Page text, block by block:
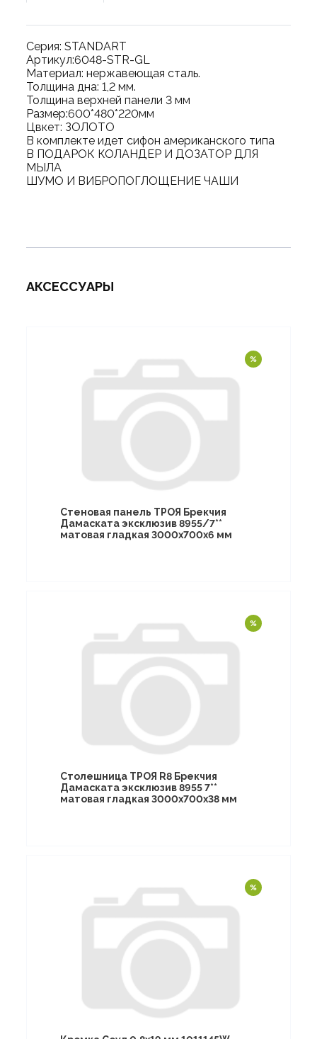
Серия: STANDART
Артикул:6048-STR-GL
Материал: нержавеющая сталь.
Толщина дна: 1,2 мм.
Толщина верхней панели 3 мм
Размер:600*480*220мм
Цвкет: ЗОЛОТО
В комплекте идет сифон американского типа
В ПОДАРОК КОЛАНДЕР И ДОЗАТОР ДЛЯ
МЫЛА
ШУМО И ВИБРОПОГЛОЩЕНИЕ ЧАШИ
АКСЕССУАРЫ
Стеновая панель ТРОЯ Брекчия
Дамаската эксклюзив 8955/7**
матовая гладкая 3000х700х6 мм
Столешница ТРОЯ R8 Брекчия
Дамаската эксклюзив 8955 7**
матовая гладкая 3000х700х38 мм